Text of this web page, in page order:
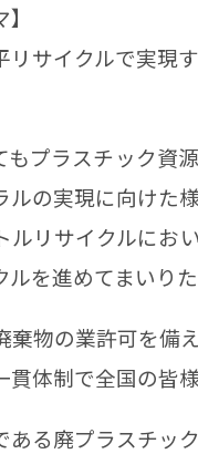
リサイクルで実現
もプラスチック資
の実現に向けた
ルリサイクルにお
を進めてまいりた
棄物の業許可を備
貫体制で全国の皆
る廃プラスチッ